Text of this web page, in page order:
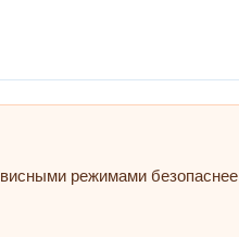
режимами безопаснее